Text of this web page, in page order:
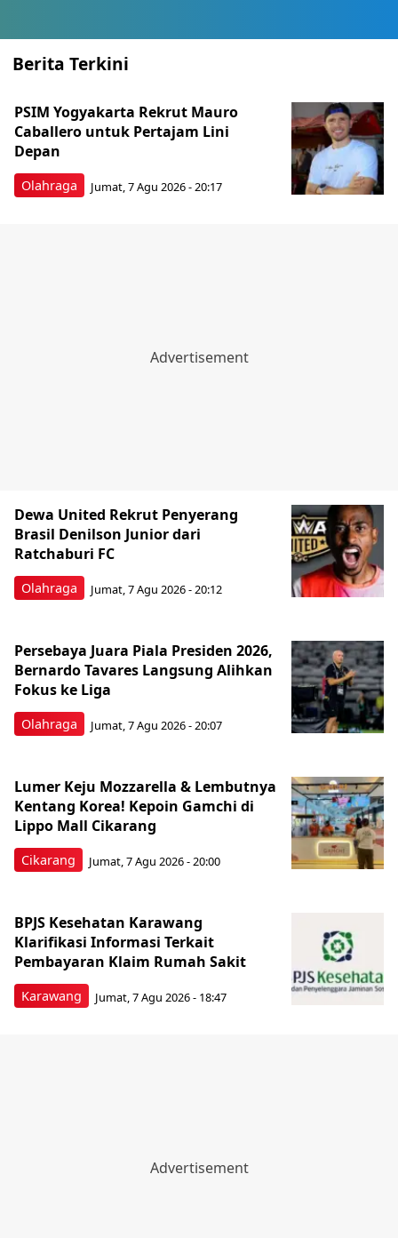
Berita Terkini
Olahraga
PSIM Yogyakarta Rekrut Mauro
Caballero untuk Pertajam Lini
Depan
Jumat, 7 Agu 2026 - 20:17
Olahraga
Dewa United Rekrut Penyerang
Brasil Denilson Junior dari
Ratchaburi FC
Jumat, 7 Agu 2026 - 20:12
Olahraga
Persebaya Juara Piala Presiden 2026,
Bernardo Tavares Langsung Alihkan
Fokus ke Liga
Jumat, 7 Agu 2026 - 20:07
Cikarang
Lumer Keju Mozzarella & Lembutnya
Kentang Korea! Kepoin Gamchi di
Lippo Mall Cikarang
Jumat, 7 Agu 2026 - 20:00
Karawang
BPJS Kesehatan Karawang
Klarifikasi Informasi Terkait
Pembayaran Klaim Rumah Sakit
Jumat, 7 Agu 2026 - 18:47